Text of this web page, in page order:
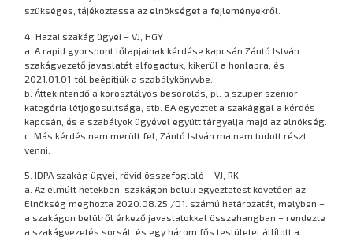
szükséges, tájékoztassa az elnökséget a fejleményekről.
4. Hazai szakág ügyei – VJ, HGY
a. A rapid gyorspont lőlapjainak kérdése kapcsán Zántó István
szakágvezető javaslatát elfogadtuk, kikerül a honlapra, és
2021.01.01-től beépítjük a szabálykönyvbe.
b. Áttekintendő a korosztályos besorolás, pl. a szuper szenior
kategória létjogosultsága, stb. EA egyeztet a szakággal a kérdés
kapcsán, és a szabályok ügyével együtt tárgyalja majd az elnökség.
c. Más kérdés nem merült fel, Zántó István ma nem tudott részt
venni.
5. IDPA szakág ügyei, rövid összefoglaló – VJ, RK
a. Az elmúlt hetekben, szakágon belüli egyeztetést követően az
Elnökség meghozta 2020.08.25./01. számú határozatát, melyben –
a szakágon belülről érkező javaslatokkal összehangban – rendezte
a szakágvezetés sorsát, és egy három fős testületet állított a